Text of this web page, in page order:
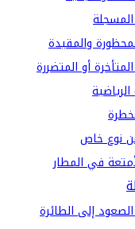
والمقيدة
أو المتضررة
نوع خاص
في المطار
إلى الطائرة